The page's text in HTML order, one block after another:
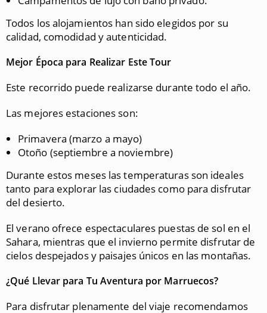
Todos los alojamientos han sido elegidos por su
calidad, comodidad y autenticidad.
Mejor Época para Realizar Este Tour
Este recorrido puede realizarse durante todo el año.
Las mejores estaciones son:
Primavera (marzo a mayo)
Otoño (septiembre a noviembre)
Durante estos meses las temperaturas son ideales
tanto para explorar las ciudades como para disfrutar
del desierto.
El verano ofrece espectaculares puestas de sol en el
Sahara, mientras que el invierno permite disfrutar de
cielos despejados y paisajes únicos en las montañas.
¿Qué Llevar para Tu Aventura por Marruecos?
Para disfrutar plenamente del viaje recomendamos